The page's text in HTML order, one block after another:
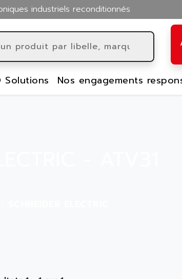
industriels reconditionnés
Solutions Nos engagements